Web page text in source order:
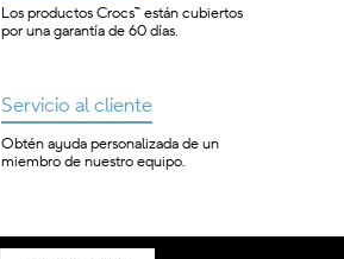
Los productos Crocs™ están cubiertos
por una garantía de 60 días.
Servicio al cliente
Obtén ayuda personalizada de un
miembro de nuestro equipo.